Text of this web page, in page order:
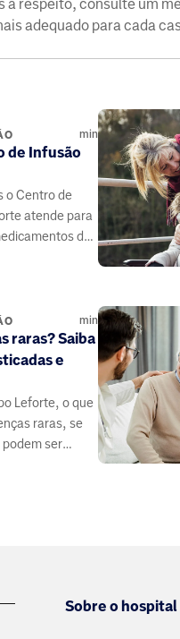
a respeito, consulte um
adequado para cada
min
de Infusão
o Centro de
atende para
de
min
raras? Saiba
e
Leforte, o que
raras, se
ser
Sobre o hospital